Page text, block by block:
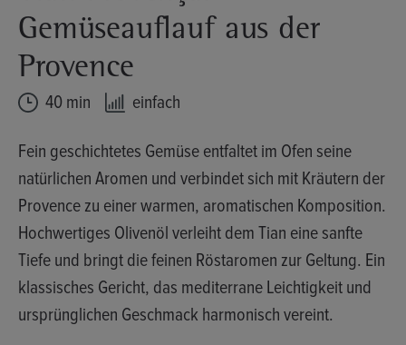
Gemüseauflauf aus der
Provence
40 min einfach
Fein geschichtetes Gemüse entfaltet im Ofen seine
natürlichen Aromen und verbindet sich mit Kräutern der
Provence zu einer warmen, aromatischen Komposition.
Hochwertiges Olivenöl verleiht dem Tian eine sanfte
Tiefe und bringt die feinen Röstaromen zur Geltung. Ein
klassisches Gericht, das mediterrane Leichtigkeit und
ursprünglichen Geschmack harmonisch vereint.